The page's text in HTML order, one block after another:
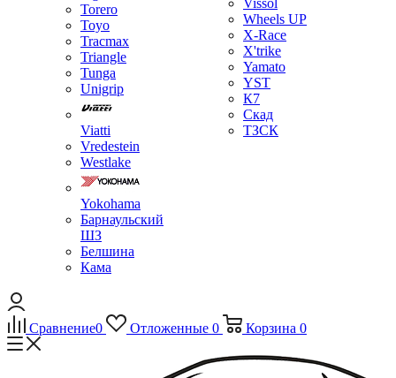
Torero
Toyo
Tracmax
Triangle
Tunga
Unigrip
Viatti
Vredestein
Westlake
Yokohama
Барнаульский
ШЗ
Белшина
Кама
Vissol
Wheels UP
X-Race
X'trike
Yamato
YST
К7
Скад
ТЗСК
Сравнение0 Отложенные 0 Корзина 0